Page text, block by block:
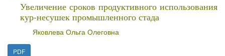
Увеличение сроков продуктивного использования
кур-несушек промышленного стада
Яковлева Ольга Олеговна
PDF